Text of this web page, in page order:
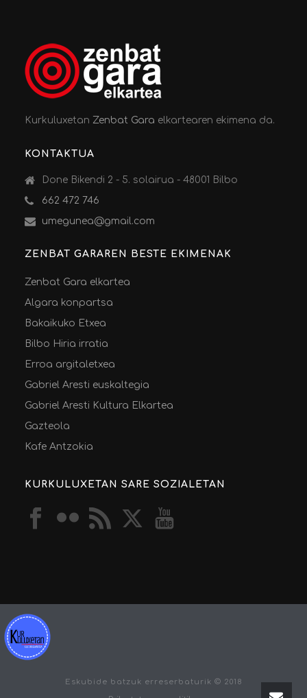
KurkuluxetanZenbat Gara elkartearen ekimena da.
KONTAKTUA
Done Bikendi 2 - 5. solairua - 48001 Bilbo
662 472 746
umegunea@gmail.com
ZENBAT GARAREN BESTE EKIMENAK
Zenbat Gara elkartea
Algara konpartsa
Bakaikuko Etxea
Bilbo Hiria irratia
Erroa argitaletxea
Gabriel Aresti euskaltegia
Gabriel Aresti Kultura Elkartea
Gazteola
Kafe Antzokia
KURKULUXETAN SARE SOZIALETAN
Eskubide batzuk erreserbaturik © 2018